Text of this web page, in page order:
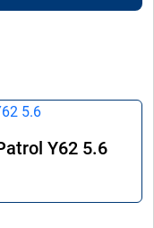
Y62 5.6